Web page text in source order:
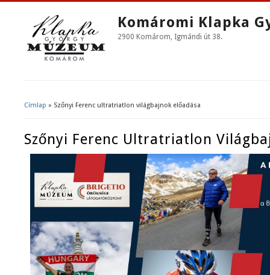
Komáromi Klapka
2900 Komárom, Igmándi út 38.
Címlap » Szőnyi Ferenc ultratriatlon világbajnok előadása
Szőnyi Ferenc Ultratriatlon